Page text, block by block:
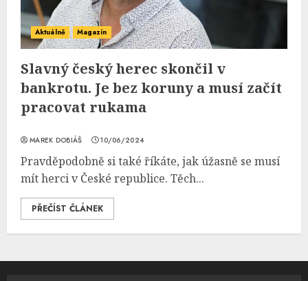
Aktuálně Magazín
Slavný český herec skončil v
bankrotu. Je bez koruny a musí začít
pracovat rukama
MAREK DOBIÁŠ 10/06/2024
Pravděpodobně si také říkáte, jak úžasně se musí
mít herci v České republice. Těch...
PŘEČÍST ČLÁNEK